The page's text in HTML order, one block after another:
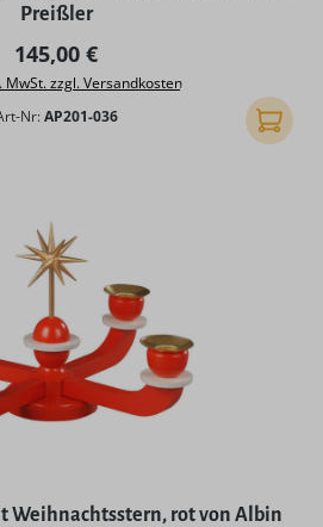
Preißler
Regulärer Preis:
145,00 €
MwSt. zzgl. Versandkosten
Nr: AP201-036 In den
Weihnachtsstern, rot von Albin